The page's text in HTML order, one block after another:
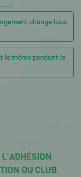
change tous
le même pendant le
DU CLUB